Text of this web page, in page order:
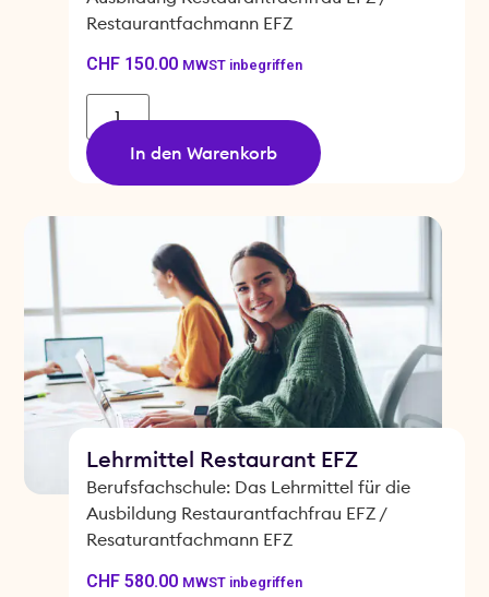
Restaurantfachmann EFZ
CHF150.00 MWST inbegriffen
In den Warenkorb
Lehrmittel Restaurant EFZ
Berufsfachschule: Das Lehrmittel für die
Ausbildung Restaurantfachfrau EFZ /
Resaturantfachmann EFZ
CHF580.00 MWST inbegriffen